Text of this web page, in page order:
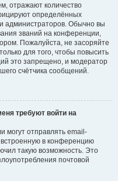
отражают количество
определённых
администраторов. Обычно вы
званий на конференции,
Пожалуйста, не засоряйте
для того, чтобы повысить
это запрещено, и модератор
счётчика сообщений.
требуют войти на
могут отправлять email-
в конференцию
такую возможность. Это
почтовой